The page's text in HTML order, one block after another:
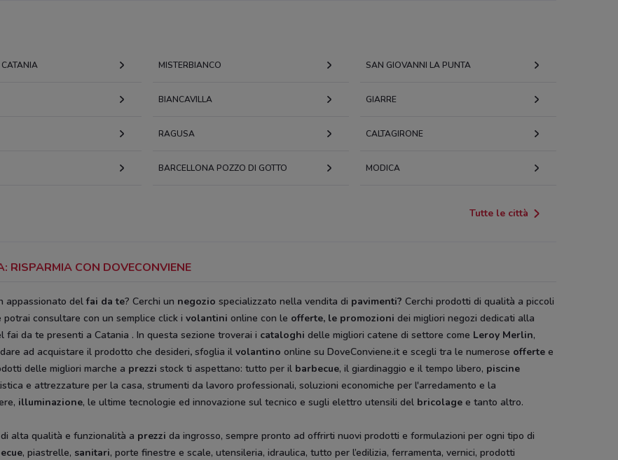
MISTERBIANCO SAN GIOVANNI LA PUNTA
BIANCAVILLA GIARRE
RAGUSA CALTAGIRONE
BARCELLONA POZZO DI GOTTO MODICA
Tutte le città
RISPARMIA CON DOVECONVIENE
appassionato delfai da te? Cerchi un negozio specializzato nella vendita di pavimenti? Cerchi prodotti di qualità a piccoli
potrai consultare con un semplice click i volantini online con le offerte, le promozioni dei migliori negozi dedicati alla
fai da te presenti a Catania . In questa sezione troverai i cataloghi delle migliori catene di settore come Leroy Merlin,
ad acquistare il prodotto che desideri, sfoglia il volantino online su DoveConviene.it e scegli tra le numerose offerte e
delle migliori marche a prezzi stock ti aspettano: tutto per il barbecue, il giardinaggio e il tempo libero, piscine
e attrezzature per la casa, strumenti da lavoro professionali, soluzioni economiche per l'arredamento e la
illuminazione, le ultime tecnologie ed innovazione sul tecnico e sugli elettro utensili del bricolage e tanto altro.
di alta qualità e funzionalità a prezzi da ingrosso, sempre pronto ad offrirti nuovi prodotti e formulazioni per ogni tipo di
, piastrelle, sanitari, porte finestre e scale, utensileria, idraulica, tutto per l’edilizia, ferramenta, vernici, prodotti